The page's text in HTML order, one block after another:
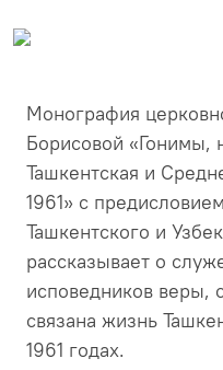
Монография
Борисовой «Гонимы,
Ташкентская и
1961» с
Ташкентского и
рассказывает о
исповедников веры,
связана жизнь
1961 годах.